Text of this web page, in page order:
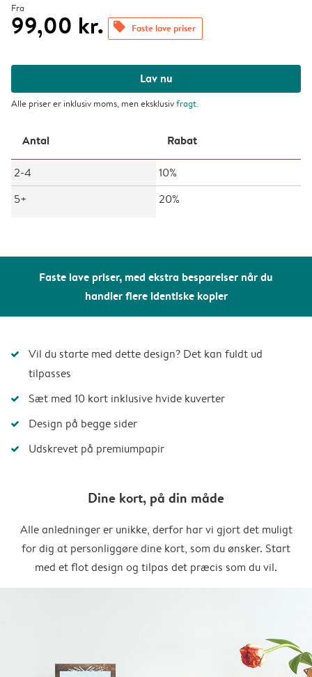
Faste lave priser, med ekstra besparelser når du
handler flere identiske kopier
Fra
99,00 kr. offers Faste lave priser
Lav nu
Alle priser er inklusiv moms, men eksklusivfragt.
Antal Rabat
2-4
10%
5+
20%
Vil du starte med dette design? Det kan fuldt ud
tilpasses
Sæt med 10 kort inklusive hvide kuverter
Design på begge sider
Udskrevet på premiumpapir
Dine kort, på din måde
Alle anledninger er unikke, derfor har vi gjort det muligt
for dig at personliggøre dine kort, som du ønsker. Start
med et flot design og tilpas det præcis som du vil.